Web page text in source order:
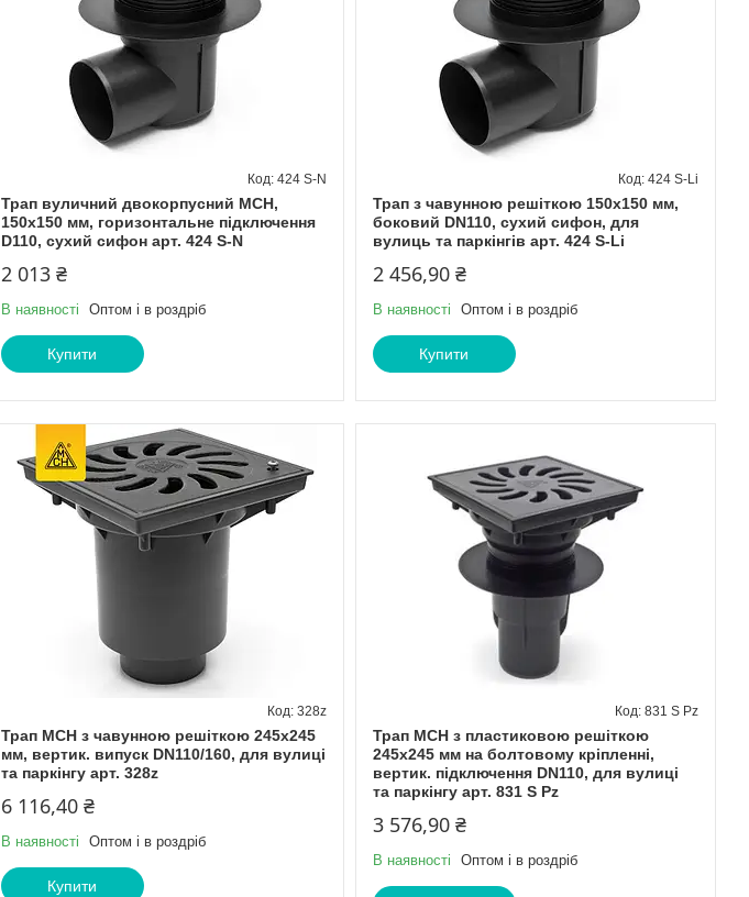
Трап вуличний двокорпусний МСН,
150х150 мм, горизонтальне підключення
D110, сухий сифон арт. 424 S-N
424 S-N
2 013 ₴
В наявності Оптом і в роздріб
Купити
Трап з чавунною решіткою 150х150 мм,
боковий DN110, сухий сифон, для
вулиць та паркінгів арт. 424 S-Li
424 S-Li
2 456,90 ₴
В наявності Оптом і в роздріб
Купити
Трап МСН з чавунною решіткою 245х245
мм, вертик. випуск DN110/160, для вулиці
та паркінгу арт. 328z
328z
6 116,40 ₴
В наявності Оптом і в роздріб
Купити
Трап МСН з пластиковою решіткою
245х245 мм на болтовому кріпленні,
вертик. підключення DN110, для вулиці
та паркінгу арт. 831 S Pz
831 S Pz
3 576,90 ₴
В наявності Оптом і в роздріб